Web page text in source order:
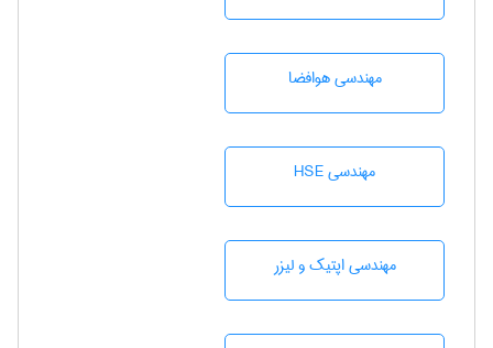
مهندسی هوافضا
مهندسی HSE
مهندسی اپتیک و لیزر